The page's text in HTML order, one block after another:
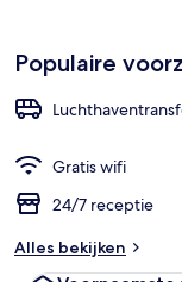
Populaire
Gratis wifi
24/7 receptie
Alles bekijken